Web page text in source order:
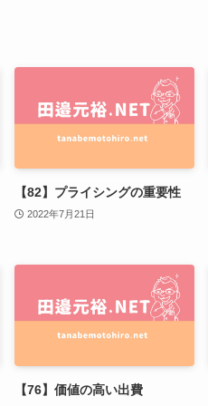
【82】プライシングの重要性
2022年7月21日
【76】価値の高い出費